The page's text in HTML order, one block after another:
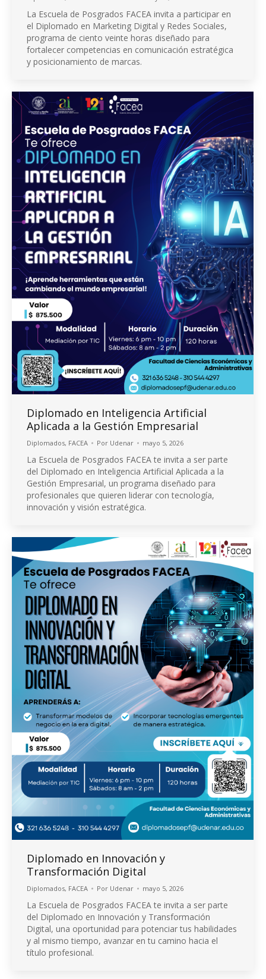
La Escuela de Posgrados FACEA invita a participar en
el Diplomado en Marketing Digital y Redes Sociales,
programa de ciento veinte horas diseñado para
fortalecer competencias en comunicación estratégica
y posicionamiento de marcas.
Diplomado en Inteligencia Artificial
Aplicada a la Gestión Empresarial
Diplomados, FACEA Por Udenar mayo 5, 2026
La Escuela de Posgrados FACEA te invita a ser parte
del Diplomado en Inteligencia Artificial Aplicada a la
Gestión Empresarial, un programa diseñado para
profesionales que quieren liderar con tecnología,
innovación y visión estratégica.
Diplomado en Innovación y
Transformación Digital
Diplomados, FACEA Por Udenar mayo 5, 2026
La Escuela de Posgrados FACEA te invita a ser parte
del Diplomado en Innovación y Transformación
Digital, una oportunidad para potenciar tus habilidades
y al mismo tiempo, avanzar en tu camino hacia el
título profesional.